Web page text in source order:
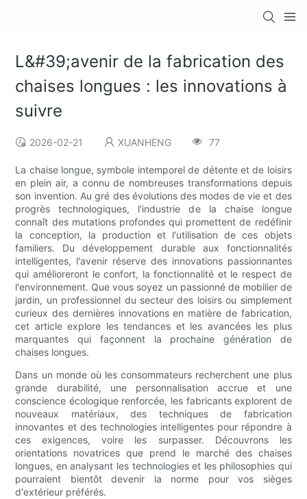
L&#39;avenir de la fabrication des
chaises longues : les innovations à
suivre
2026-02-21 XUANHENG 77
La chaise longue, symbole intemporel de détente et de loisirs
en plein air, a connu de nombreuses transformations depuis
son invention. Au gré des évolutions des modes de vie et des
progrès technologiques, l'industrie de la chaise longue
connaît des mutations profondes qui promettent de redéfinir
la conception, la production et l'utilisation de ces objets
familiers. Du développement durable aux fonctionnalités
intelligentes, l'avenir réserve des innovations passionnantes
qui amélioreront le confort, la fonctionnalité et le respect de
l'environnement. Que vous soyez un passionné de mobilier de
jardin, un professionnel du secteur des loisirs ou simplement
curieux des dernières innovations en matière de fabrication,
cet article explore les tendances et les avancées les plus
marquantes qui façonnent la prochaine génération de
chaises longues.
Dans un monde où les consommateurs recherchent une plus
grande durabilité, une personnalisation accrue et une
conscience écologique renforcée, les fabricants explorent de
nouveaux matériaux, des techniques de fabrication
innovantes et des technologies intelligentes pour répondre à
ces exigences, voire les surpasser. Découvrons les
orientations novatrices que prend le marché des chaises
longues, en analysant les technologies et les philosophies qui
pourraient bientôt devenir la norme pour vos sièges
d'extérieur préférés.